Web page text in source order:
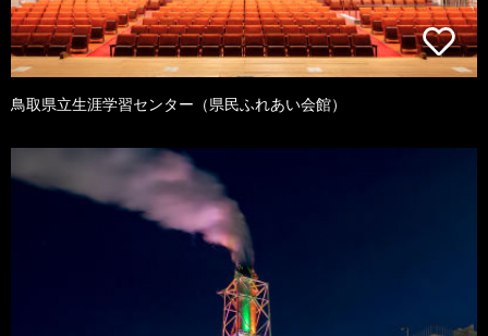
鳥取県立生涯学習センター（県民ふれあい会館）